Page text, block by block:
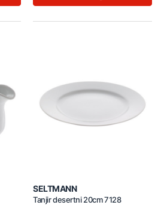
SELTMANN
Tanjir desertni 20cm 7128